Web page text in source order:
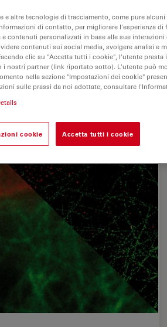
e altre tecnologie di tracciamento, come pure
di contatto, per migliorare l'esperienza di
contenuti personalizzati in base alle sue
contenuti sui social media, svolgere analisi e
clic su "Accetta tutti i cookie", l'utente presta
i nostri partner (link riportato sotto). L'utente può
nella sezione "Impostazioni dei cookie"
sulle prassi da noi adottate, consultare
cookie Accetta tutti i cookie